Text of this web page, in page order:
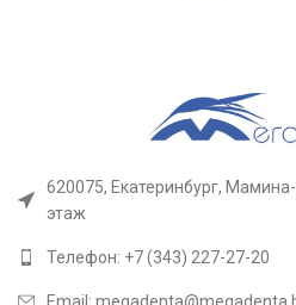
620075, Екатеринбург,
этаж
Телефон: +7 (343) 227-27-20